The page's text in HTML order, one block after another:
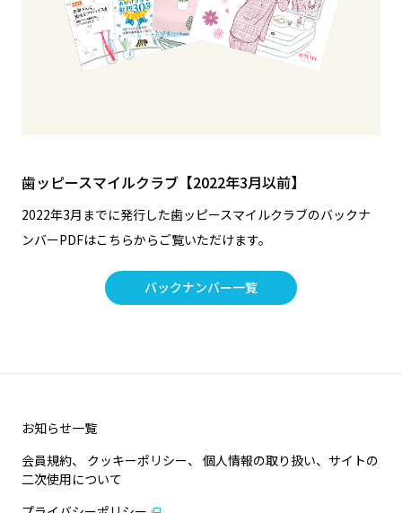
歯ッピースマイルクラブ【2022年3月以前】
2022年3月までに発行した歯ッピースマイルクラブのバックナ
ンバーPDFはこちらからご覧いただけます。
バックナンバー一覧
お知らせ一覧
会員規約、 クッキーポリシー、 個人情報の取り扱い、サイトの
二次使用について